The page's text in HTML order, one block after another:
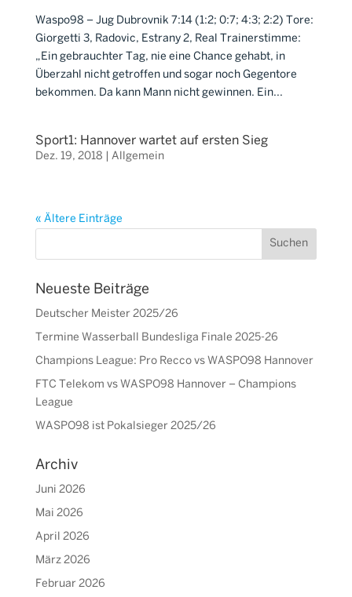
Waspo98 – Jug Dubrovnik 7:14 (1:2; 0:7; 4:3; 2:2) Tore:
Giorgetti 3, Radovic, Estrany 2, Real Trainerstimme:
„Ein gebrauchter Tag, nie eine Chance gehabt, in
Überzahl nicht getroffen und sogar noch Gegentore
bekommen. Da kann Mann nicht gewinnen. Ein...
Sport1: Hannover wartet auf ersten Sieg
Dez. 19, 2018 Allgemein
« Ältere Einträge
Neueste Beiträge
Deutscher Meister 2025/26
Termine Wasserball Bundesliga Finale 2025-26
Champions League: Pro Recco vs WASPO98 Hannover
FTC Telekom vs WASPO98 Hannover – Champions
League
WASPO98 ist Pokalsieger 2025/26
Archiv
Juni 2026
Mai 2026
April 2026
März 2026
Februar 2026